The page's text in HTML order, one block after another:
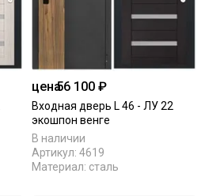
цена56 100 ₽
Входная дверь L 46 - ЛУ 22
экошпон венге
В наличии
Артикул: 4619
Материал: сталь